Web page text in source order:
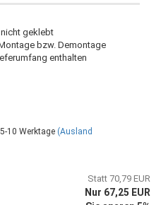
geklebt
bzw. Demontage
enthalten
10 Werktage (Ausland
Statt 70,79 EUR
Nur 67,25 EUR